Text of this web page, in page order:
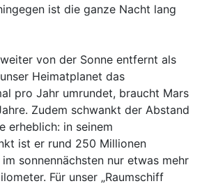
ist die ganze Nacht lang
von der Sonne entfernt als
Heimatplanet das
pro Jahr umrundet, braucht Mars
Zudem schwankt der Abstand
erheblich: in seinem
ist er rund 250 Millionen
sonnennächsten nur etwas mehr
Für unser „Raumschiff